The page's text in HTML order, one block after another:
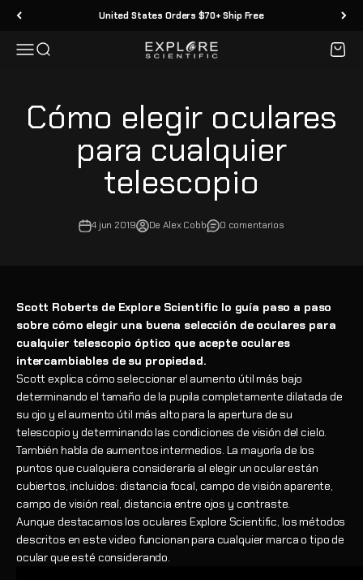
Ir al contenido United States Orders $70+ Ship Free
MenúBuscar Explore Scientific Carrito
Cómo elegir oculares
para cualquier
telescopio
4 jun 2019 De Alex Cobb 0 comentarios
Scott Roberts de Explore Scientific lo guía paso a paso
sobre cómo elegir una buena selección de oculares para
cualquier telescopio óptico que acepte oculares
intercambiables de su propiedad.
Scott explica cómo seleccionar el aumento útil más bajo
determinando el tamaño de la pupila completamente dilatada de
su ojo y el aumento útil más alto para la apertura de su
telescopio y determinando las condiciones de visión del cielo.
También habla de aumentos intermedios. La mayoría de los
puntos que cualquiera consideraría al elegir un ocular están
cubiertos, incluidos: distancia focal, campo de visión aparente,
campo de visión real, distancia entre ojos y contraste.
Aunque destacamos los oculares Explore Scientific, los métodos
descritos en este video funcionan para cualquier marca o tipo de
ocular que esté considerando.